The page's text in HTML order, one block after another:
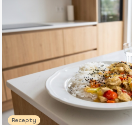
Recepty